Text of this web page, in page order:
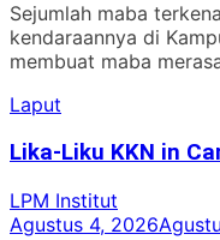
Sejumlah maba
kendaraannya di
membuat maba
Laput
Lika-Liku KKN in
LPM Institut
Agustus 4, 2026